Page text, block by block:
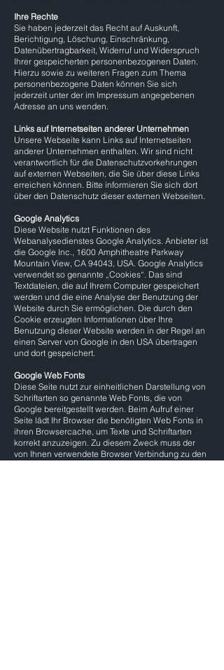
Ihre Rechte
Sie haben jederzeit das Recht auf Auskunft,
Berichtigung, Löschung, Einschränkung,
Datenübertragbarkeit, Widerruf und Widerspruch
Ihrer gespeicherten personenbezogenen Daten.
Hierzu sowie zu weiteren Fragen zum Thema
personenbezogene Daten können Sie sich
jederzeit unter der im Impressum angegebenen
Adresse an uns wenden.
Links auf Internetseiten anderer Unternehmen
Unsere Webseite kann Links auf Internetseiten
anderer Unternehmen enthalten. Wir sind nicht
verantwortlich für die Datenschutzvorkehrungen
auf externen Webseiten, die Sie über diese Links
erreichen können. Bitte informieren Sie sich dort
über den Datenschutz dieser externen Webseiten.
Google Analytics
Diese Website nutzt Funktionen des
Webanalysedienstes Google Analytics. Anbieter ist
die Google Inc., 1600 Amphitheatre Parkway
Mountain View, CA 94043, USA. Google Analytics
verwendet so genannte „Cookies“. Das sind
Textdateien, die auf Ihrem Computer gespeichert
werden und die eine Analyse der Benutzung der
Website durch Sie ermöglichen. Die durch den
Cookie erzeugten Informationen über Ihre
Benutzung dieser Website werden in der Regel an
einen Server von Google in den USA übertragen
und dort gespeichert.
Google Web Fonts
Diese Seite nutzt zur einheitlichen Darstellung von
Schriftarten so genannte Web Fonts, die von
Google bereitgestellt werden. Beim Aufruf einer
Seite lädt Ihr Browser die benötigten Web Fonts in
ihren Browsercache, um Texte und Schriftarten
korrekt anzuzeigen. Zu diesem Zweck muss der
von Ihnen verwendete Browser Verbindung zu den